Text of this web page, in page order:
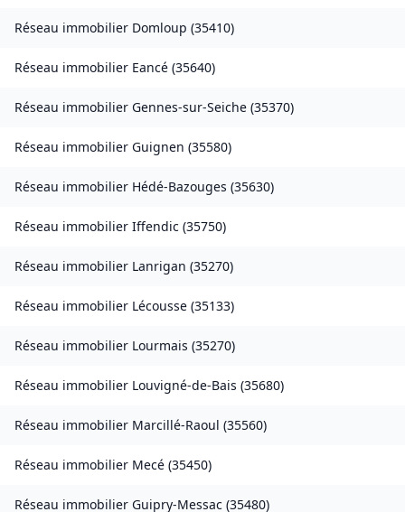
Réseau immobilier Domloup (35410)
Réseau immobilier Eancé (35640)
Réseau immobilier Gennes-sur-Seiche (35370)
Réseau immobilier Guignen (35580)
Réseau immobilier Hédé-Bazouges (35630)
Réseau immobilier Iffendic (35750)
Réseau immobilier Lanrigan (35270)
Réseau immobilier Lécousse (35133)
Réseau immobilier Lourmais (35270)
Réseau immobilier Louvigné-de-Bais (35680)
Réseau immobilier Marcillé-Raoul (35560)
Réseau immobilier Mecé (35450)
Réseau immobilier Guipry-Messac (35480)